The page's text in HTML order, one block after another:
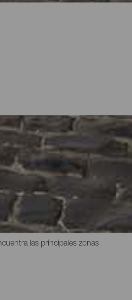
ir de compras por La Palma son una
casa. Las tiendas a pie de calle con
del archipiélago o los competitivos
las principales zonas